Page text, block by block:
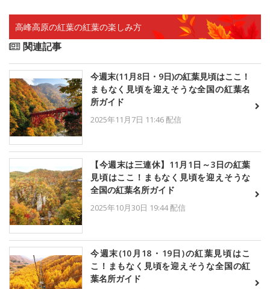
高峰高原の紅葉の紅葉の楽しみ方
関連記事
今週末(11月8日・9日)の紅葉見頃はここ！
まもなく見頃を迎えそうな全国の紅葉名
所ガイド
2025年11月7日 11:46 配信
【今週末は三連休】11月1日～3日の紅葉
見頃はここ！まもなく見頃を迎えそうな
全国の紅葉名所ガイド
2025年10月30日 19:44 配信
今週末(10月18・19日)の紅葉見頃はこ
こ！まもなく見頃を迎えそうな全国の紅
葉名所ガイド